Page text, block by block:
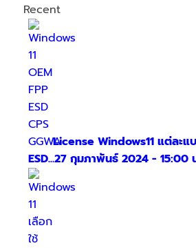
Recent
License Windows11 แต่ละแ
ESD...27 กุมภาพันธ์ 2024 - 15:00